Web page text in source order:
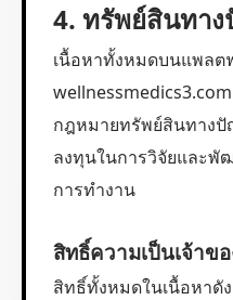
4. ทรัพย์สินทา
เนื้อหาทั้งหมดบนแพลต
กฎหมายทรัพย์สินทางปั
ลงทุนในการวิจัยและพั
การทำงาน
สิทธิ์ความเป็นเจ้าข
สิทธิ์ทั้งหมดในเนื้อหาดั